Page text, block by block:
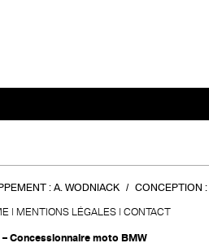
: A. WODNIACK CONCEPTION :
MENTIONS LÉGALES CONTACT
Concessionnaire moto BMW